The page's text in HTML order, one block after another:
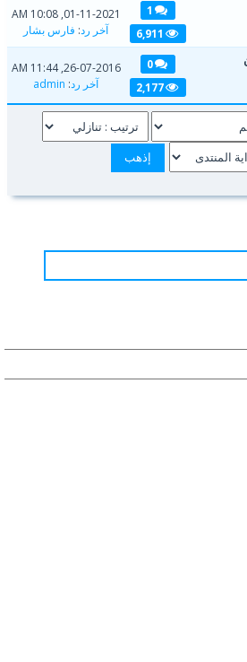
1
6,911
01-11-2021, 10:08 AM
آخر رد:فارس بشار
0
2,177
26-07-2016, 11:44 AM
آخر رد:
admin